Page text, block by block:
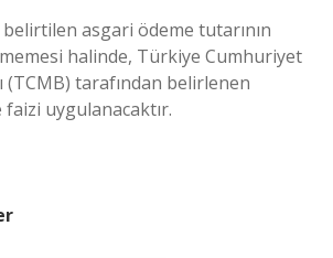
asgari ödeme tutarının
halinde, Türkiye Cumhuriyet
(TCMB) tarafından belirlenen
uygulanacaktır.